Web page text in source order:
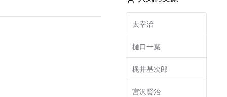
太宰治
樋口一葉
梶井基次郎
宮沢賢治